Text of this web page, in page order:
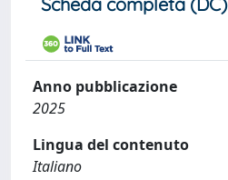
Anno pubblicazione
2025
Lingua del contenuto
Italiano